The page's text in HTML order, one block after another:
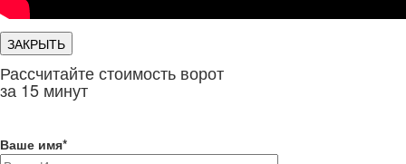
ЗАКРЫТЬ
Рассчитайте стоимость ворот
за 15 минут
Ваше имя*